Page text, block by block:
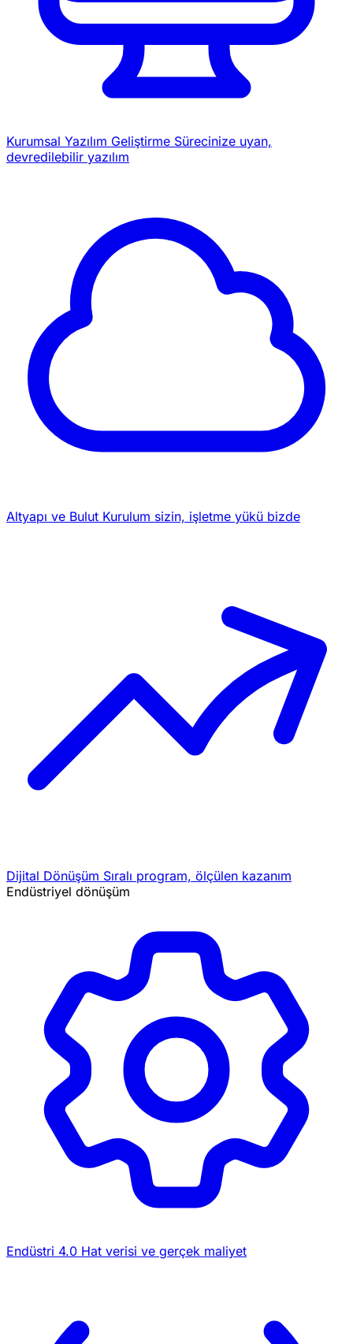
Kurumsal Yazılım Geliştirme Sürecinize uyan,
devredilebilir yazılım
Altyapı ve Bulut Kurulum sizin, işletme yükü bizde
Dijital Dönüşüm Sıralı program, ölçülen kazanım
Endüstriyel dönüşüm
Endüstri 4.0 Hat verisi ve gerçek maliyet